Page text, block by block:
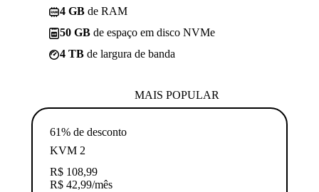
4 GB de RAM
50 GB de espaço em disco NVMe
4 TB de largura de banda
MAIS POPULAR
61% de desconto
KVM 2
R$ 108,99
R$ 42,99/mês